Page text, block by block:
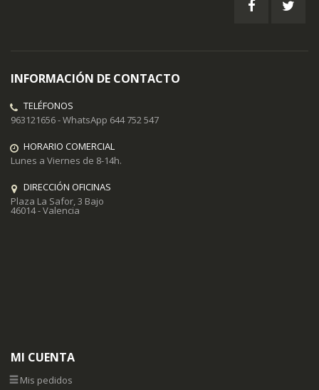
INFORMACIÓN DE CONTACTO
TELÉFONOS
963121656 - WhatsApp 644 752 547
HORARIO COMERCIAL
Lunes a Viernes de 8-14h.
DIRECCIÓN OFICINAS
Plaza La Safor, 3 Bajo
46014 - Valencia
MI CUENTA
Mis pedidos